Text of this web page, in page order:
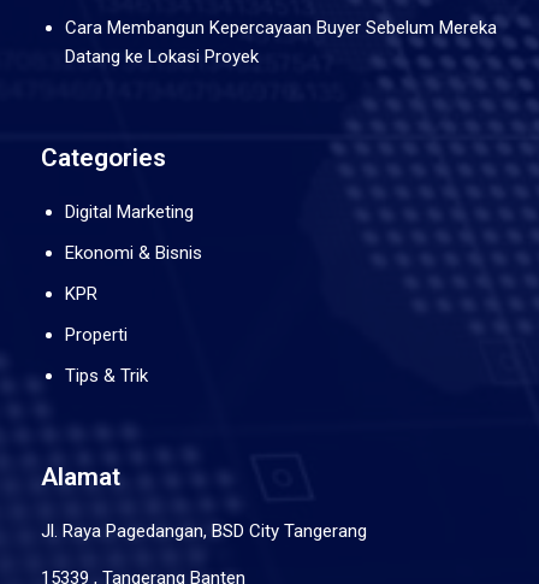
Cara Membangun Kepercayaan Buyer Sebelum Mereka
Datang ke Lokasi Proyek
Categories
Digital Marketing
Ekonomi & Bisnis
KPR
Properti
Tips & Trik
Alamat
Jl. Raya Pagedangan, BSD City Tangerang
15339 , Tangerang Banten